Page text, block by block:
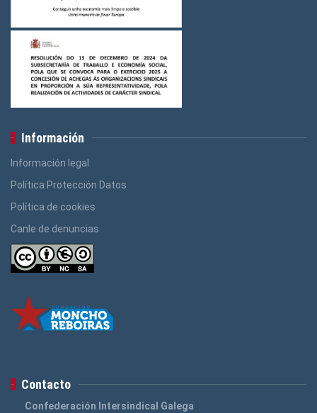
Información
Información legal
Política Protección Datos
Política de cookies
Canle de denuncias
Contacto
Confederación Intersindical Galega